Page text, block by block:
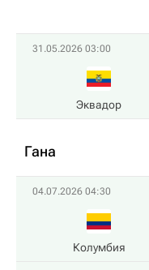
31.05.2026 03:00
Эквадор
Гана
04.07.2026 04:30
Колумбия